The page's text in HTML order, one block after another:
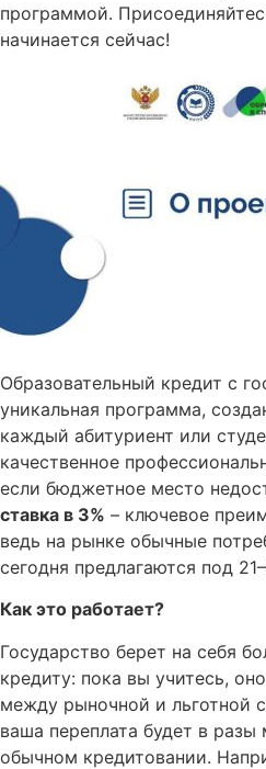
программой.
начинается сейчас!
Образовательный кредит с
уникальная программа,
каждый абитуриент или
качественное
если бюджетное место
ставка в 3% – ключевое
ведь на рынке обычные
сегодня предлагаются под
Как это работает?
Государство берет на себя
кредиту: пока вы учитесь,
между рыночной и льготной
ваша переплата будет в
обычном кредитовании.